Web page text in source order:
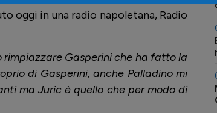
oggi in una radio napoletana, Radio
rimpiazzare Gasperini che ha fatto la
di Gasperini, anche Palladino mi
ma Juric è quello che per modo di